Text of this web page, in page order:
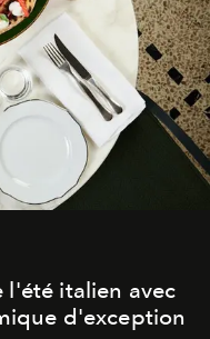
l'été italien avec
d'exception